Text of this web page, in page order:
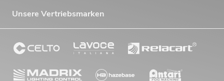
Unsere Vertriebsmarken